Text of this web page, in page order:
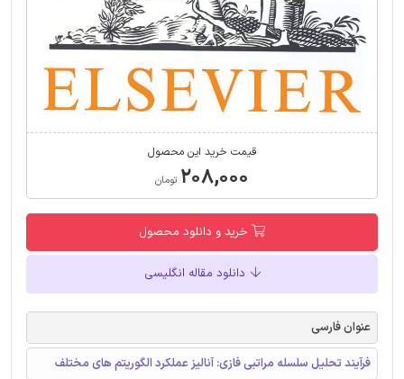
قیمت خرید این محصول
۲۰۸,۰۰۰ تومان
خرید و دانلود محصول
دانلود مقاله انگلیسی
عنوان فارسی
فرآیند تحلیل سلسله مراتبی فازی: آنالیز عملکرد الگوریتم های مختلف